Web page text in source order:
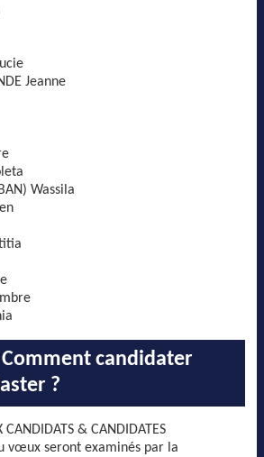
Jeanne
Wassila
candidater
?
CANDIDATS & CANDIDATES
vœux seront examinés par la